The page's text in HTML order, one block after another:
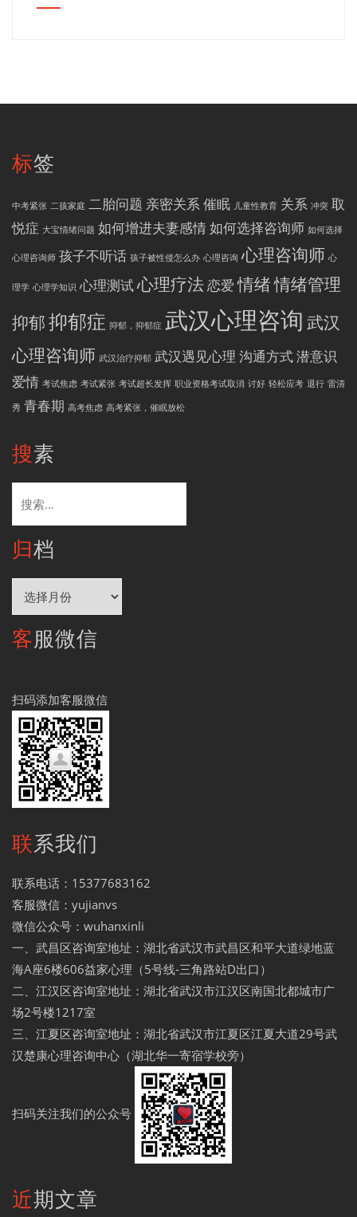
标签
中考紧张 二孩家庭 二胎问题 亲密关系催眠 儿童性教育 关系 冲突 取
悦症 大宝情绪问题 如何增进夫妻感情如何选择咨询师 如何选择
心理咨询师 孩子不听话 孩子被性侵怎么办 心理咨询 心理咨询师 心
理学 心理学知识 心理测试心理疗法恋爱 情绪情绪管理
抑郁抑郁症 抑郁，抑郁症 武汉心理咨询 武汉
心理咨询师 武汉治疗抑郁 武汉遇见心理 沟通方式潜意识
爱情 考试焦虑 考试紧张 考试超长发挥 职业资格考试取消 讨好 轻松应考 退行 雷清
秀 青春期 高考焦虑 高考紧张，催眠放松
搜素
索：
归档
客服微信
扫码添加客服微信
联系我们
联系电话：15377683162
客服微信：yujianvs
微信公众号：wuhanxinli
一、武昌区咨询室地址：湖北省武汉市武昌区和平大道绿地蓝
海A座6楼606益家心理（5号线-三角路站D出口）
二、江汉区咨询室地址：湖北省武汉市江汉区南国北都城市广
场2号楼1217室
三、江夏区咨询室地址：湖北省武汉市江夏区江夏大道29号武
汉楚康心理咨询中心（湖北华一寄宿学校旁）
扫码关注我们的公众号
近期文章